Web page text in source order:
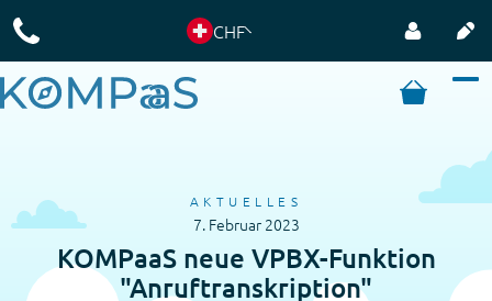
CHF
AKTUELLES
7. Februar 2023
KOMPaaS neue VPBX-Funktion
"Anruftranskription"